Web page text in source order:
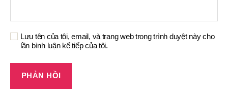
Lưu tên của tôi, email, và trang web trong trình duyệt này cho
lần bình luận kế tiếp của tôi.